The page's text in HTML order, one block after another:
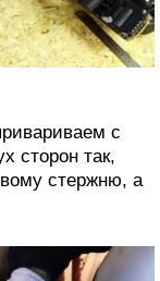
с
сторон так,
стержню, а